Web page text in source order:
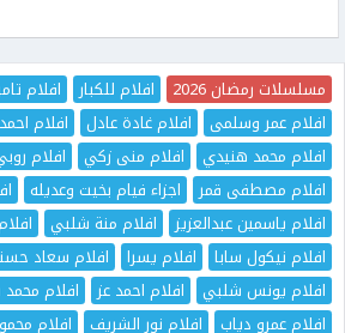
مسلسلات رمضان 2026 افلام للكبار
افلام
افلام عمر وسلمى
افلام غادة عادل
افلام
افلام محمد هنيدي
افلام منى زكي افلام
افلام مصطفى قمر
اجزاء فيام بخيت وعديله
افلام ياسمين عبدالعزيز
افلام منة شلبي
افلام نيكول سابا
افلام يسرا افلام سعاد
افلام يونس شلبي
افلام احمد عز
افلام
افلام عمرو دياب
افلام نور الشريف افلام